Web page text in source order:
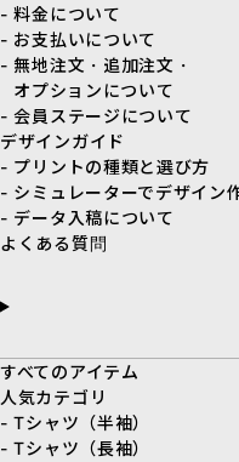
- 料金について
- お支払いについて
- 無地注文・追加注文・
オプションについて
- 会員ステージについて
デザインガイド
- プリントの種類と選び方
- シミュレーターでデザイン
- データ入稿について
よくある質問
すべてのアイテム
人気カテゴリ
- Tシャツ（半袖）
- Tシャツ（長袖）